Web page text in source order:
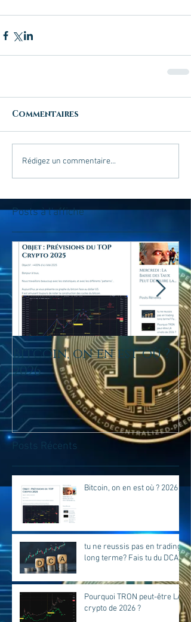
Commentaires
Rédigez un commentaire...
Posts à l'affiche
Bitcoin, on en est où ?
2026
Posts Récents
Bitcoin, on en est où ? 2026
tu ne reussis pas en trading
long terme? Fais tu du DCA?
Pourquoi TRON peut-être LA
crypto de 2026 ?